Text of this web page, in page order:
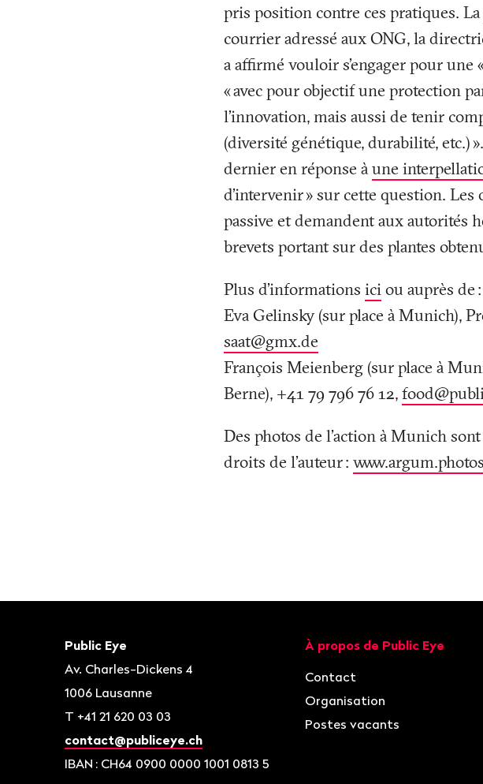
pris position contre ces pratiques.
courrier adressé aux ONG, la
a affirmé vouloir s’engager pour une
«avec pour objectif une protection
l’innovation, mais aussi de tenir
(diversité génétique, durabilité, etc.)
dernier en réponse àune
d’intervenir» sur cette question.
passive et demandent aux autorités
brevets portant sur des plantes
Plus d’informations iciou auprès de:
Eva Gelinsky (sur place à Munich),
saat@gmx.de
François Meienberg (sur place à
Berne), +41 79 796 76 12,
Des photos de l’action à Munich
droits de l’auteur:
Contact
Public Eye
Av. Charles-Dickens 4
1006 Lausanne
T +41 21 620 03 03
contact@publiceye.ch
IBAN : CH64 0900 0000 1001 0813 5
Navigation
À propos de Public Eye
Contact
Organisation
Postes vacants